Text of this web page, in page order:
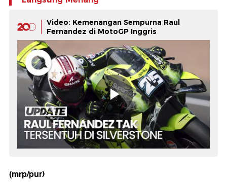
Video: Kemenangan Sempurna Raul
Fernandez di MotoGP Inggris
(mrp/pur)